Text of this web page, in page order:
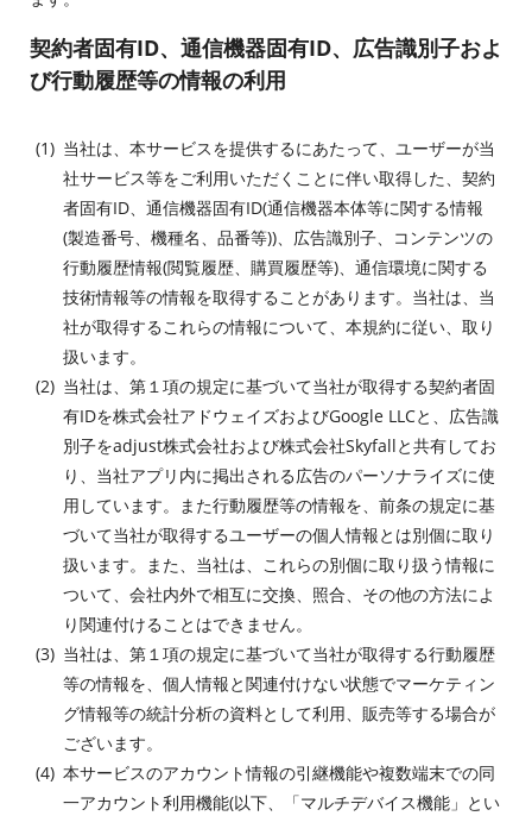
契約者固有ID、通信機器固有ID、広告識別子およ
び行動履歴等の情報の利用
当社は、本サービスを提供するにあたって、ユーザーが当
社サービス等をご利用いただくことに伴い取得した、契約
者固有ID、通信機器固有ID(通信機器本体等に関する情報
(製造番号、機種名、品番等))、広告識別子、コンテンツの
行動履歴情報(閲覧履歴、購買履歴等)、通信環境に関する
技術情報等の情報を取得することがあります。当社は、当
社が取得するこれらの情報について、本規約に従い、取り
扱います。
当社は、第１項の規定に基づいて当社が取得する契約者固
有IDを株式会社アドウェイズおよびGoogle LLCと、広告識
別子をadjust株式会社および株式会社Skyfallと共有してお
り、当社アプリ内に掲出される広告のパーソナライズに使
用しています。また行動履歴等の情報を、前条の規定に基
づいて当社が取得するユーザーの個人情報とは別個に取り
扱います。また、当社は、これらの別個に取り扱う情報に
ついて、会社内外で相互に交換、照合、その他の方法によ
り関連付けることはできません。
当社は、第１項の規定に基づいて当社が取得する行動履歴
等の情報を、個人情報と関連付けない状態でマーケティン
グ情報等の統計分析の資料として利用、販売等する場合が
ございます。
本サービスのアカウント情報の引継機能や複数端末での同
一アカウント利用機能(以下、「マルチデバイス機能」とい